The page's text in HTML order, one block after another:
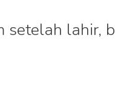
setelah lahir,